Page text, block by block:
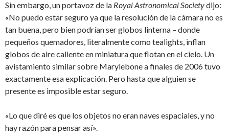
Sin embargo, un portavoz de la Royal Astronomical Societydijo:
«No puedo estar seguro ya que la resolución de la cámara no es
tan buena, pero bien podrían ser globos linterna – donde
pequeños quemadores, literalmente como tealights, inflan
globos de aire caliente en miniatura que flotan en el cielo. Un
avistamiento similar sobre Marylebone a finales de 2006 tuvo
exactamente esa explicación. Pero hasta que alguien se
presente es imposible estar seguro.
«Lo que diré es que los objetos no eran naves espaciales, y no
hay razón para pensar así».